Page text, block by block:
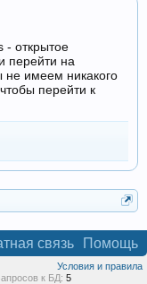
- открытое
перейти на
не имеем никакого
перейти к
связь Помощь
Условия и правила
к БД: 5